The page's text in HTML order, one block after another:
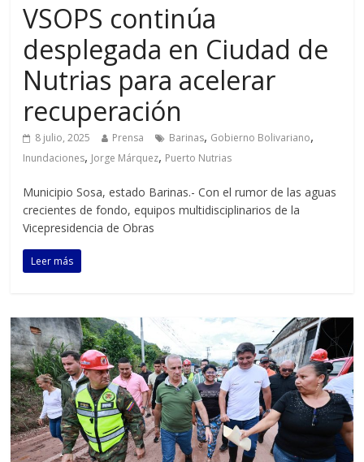
VSOPS continúa
desplegada en Ciudad de
Nutrias para acelerar
recuperación
8 julio, 2025 Prensa Barinas, Gobierno Bolivariano,
Inundaciones, Jorge Márquez, Puerto Nutrias
Municipio Sosa, estado Barinas.- Con el rumor de las aguas
crecientes de fondo, equipos multidisciplinarios de la
Vicepresidencia de Obras
Leer más